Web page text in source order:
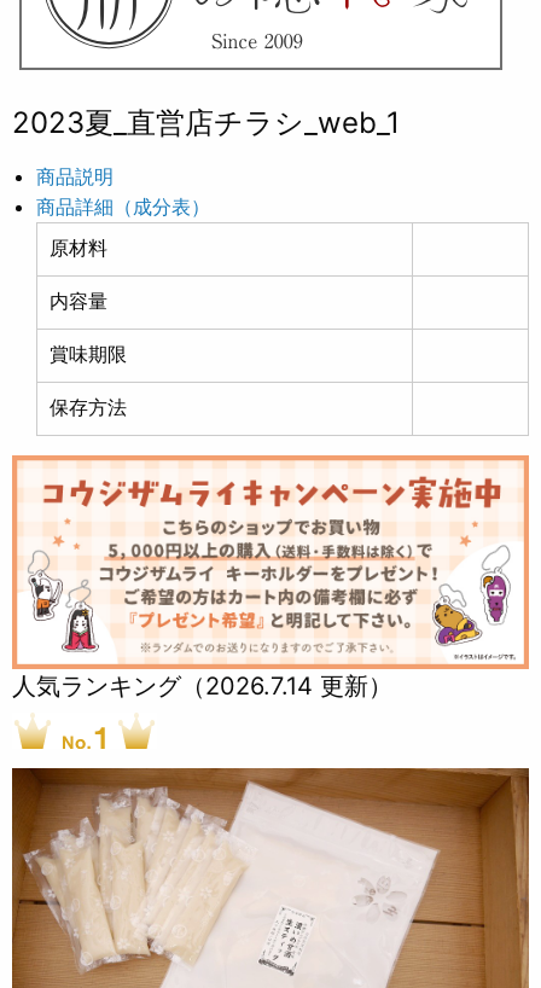
2023夏_直営店チラシ_web_1
商品説明
商品詳細（成分表）
原材料
内容量
賞味期限
保存方法
人気ランキング（2026.7.14 更新）